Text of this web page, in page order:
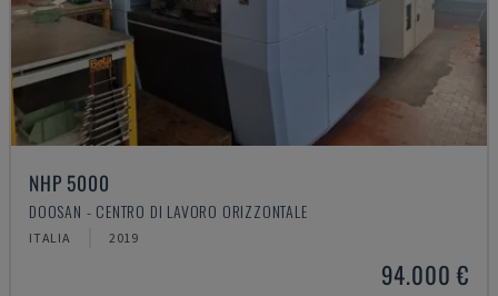
NHP 5000
DOOSAN - CENTRO DI LAVORO ORIZZONTALE
ITALIA 2019
94.000 €